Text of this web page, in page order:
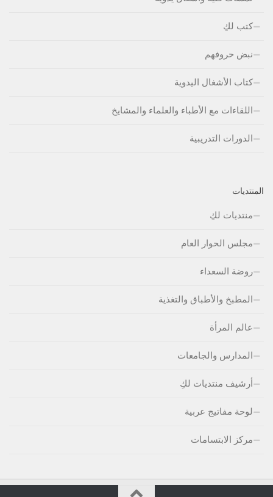
كتب لكِ
نبض حروفهم
كتاب الأشغال اليدوية
اللقاءات مع الأطباء والعلماء والمشايخ
الدورات التدريبية
المنتديات
منتديات لكِ
مجلس الحوار العام
روضة السعداء
المطبخ والأطباق والتغذية
عالم المرأة
المدارس والجامعات
أرشيف منتديات لكِ
لوحة مفاتيج عربية
مركز الابتسامات